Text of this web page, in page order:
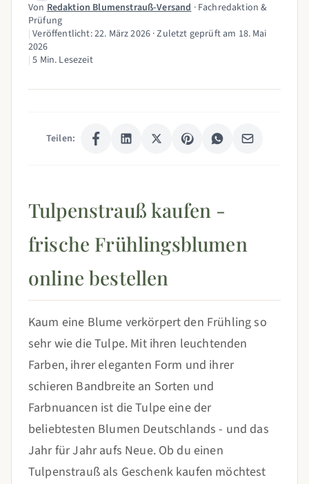
VonRedaktion Blumenstrauß-Versand· Fachredaktion &
Prüfung
Veröffentlicht:22. März 2026 · Zuletzt geprüft am 18. Mai
2026
5 Min. Lesezeit
Teilen:
Tulpenstrauß kaufen -
frische Frühlingsblumen
online bestellen
Kaum eine Blume verkörpert den Frühling so
sehr wie die Tulpe. Mit ihren leuchtenden
Farben, ihrer eleganten Form und ihrer
schieren Bandbreite an Sorten und
Farbnuancen ist die Tulpe eine der
beliebtesten Blumen Deutschlands - und das
Jahr für Jahr aufs Neue. Ob du einen
Tulpenstrauß als Geschenk kaufen möchtest